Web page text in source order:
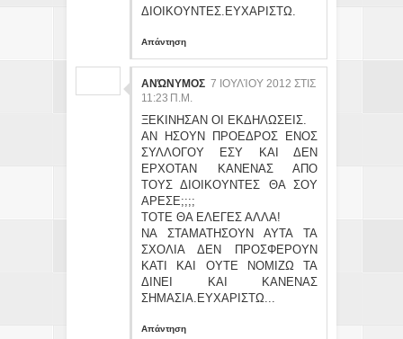
ΔΙΟΙΚΟΥΝΤΕΣ.ΕΥΧΑΡΙΣΤΩ.
Απάντηση
ΑΝΏΝΥΜΟΣ 7 ΙΟΥΛΊΟΥ 2012 ΣΤΙΣ
11:23 Π.Μ.
ΞΕΚΙΝΗΣΑΝ ΟΙ ΕΚΔΗΛΩΣΕΙΣ.
ΑΝ ΗΣΟΥΝ ΠΡΟΕΔΡΟΣ ΕΝΟΣ
ΣΥΛΛΟΓΟΥ ΕΣΥ ΚΑΙ ΔΕΝ
ΕΡΧΟΤΑΝ ΚΑΝΕΝΑΣ ΑΠΟ
ΤΟΥΣ ΔΙΟΙΚΟΥΝΤΕΣ ΘΑ ΣΟΥ
ΑΡΕΣΕ;;;;
ΤΟΤΕ ΘΑ ΕΛΕΓΕΣ ΑΛΛΑ!
ΝΑ ΣΤΑΜΑΤΗΣΟΥΝ ΑΥΤΑ ΤΑ
ΣΧΟΛΙΑ ΔΕΝ ΠΡΟΣΦΕΡΟΥΝ
ΚΑΤΙ ΚΑΙ ΟΥΤΕ ΝΟΜΙΖΩ ΤΑ
ΔΙΝΕΙ ΚΑΙ ΚΑΝΕΝΑΣ
ΣΗΜΑΣΙΑ.ΕΥΧΑΡΙΣΤΩ...
Απάντηση